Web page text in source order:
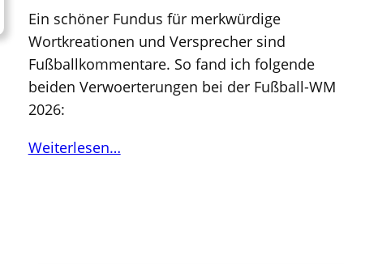
Ein schöner Fundus für merkwürdige
Wortkreationen und Versprecher sind
Fußballkommentare. So fand ich folgende
beiden Verwoerterungen bei der Fußball-WM
2026:
Weiterlesen…